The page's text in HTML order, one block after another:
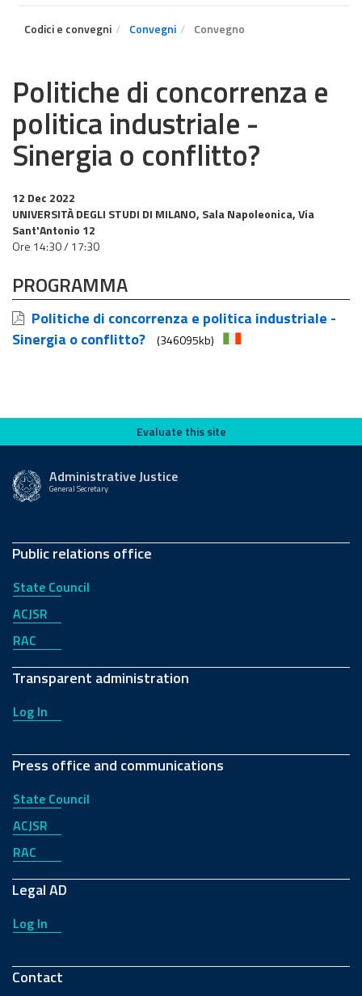
Codici e convegni Convegni Convegno
Politiche di concorrenza e
politica industriale -
Sinergia o conflitto?
12 Dec 2022
UNIVERSITÀ DEGLI STUDI DI MILANO, Sala Napoleonica, Via
Sant'Antonio 12
Ore 14:30 / 17:30
PROGRAMMA
Politiche di concorrenza e politica industriale -
Sinergia o conflitto?
(346095kb)
Evaluate this siteEvaluate this site
Administrative Justice
General Secretary
Public relations office
State Council
ACJSR
RAC
Transparent administration
Log In
Press office and communications
State Council
ACJSR
RAC
Legal AD
Log In
Contact